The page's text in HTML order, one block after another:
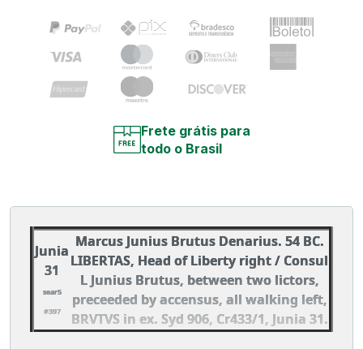
Frete grátis para
todo o Brasil
Junia
31
sear5
#397
Marcus Junius Brutus Denarius. 54 BC.
LIBERTAS, Head of Liberty right / Consul
L Junius Brutus, between two lictors,
preceeded by accensus, all walking left,
BRVTVS in ex. Syd 906, Cr433/1, Junia 31.